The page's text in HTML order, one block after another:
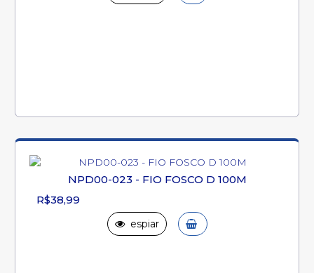
NPD00-023 - FIO FOSCO D 100M
R$38,99
espiar